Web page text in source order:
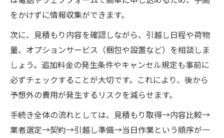
をかけずに情報収集ができます。
次に、見積もり内容を確認しながら、引越し日程や荷物
量、オプションサービス（梱包や設置など）を相談しま
しょう。追加料金の発生条件やキャンセル規定も事前に
必ずチェックすることが大切です。これにより、後から
予想外の費用が発生するリスクを減らせます。
手続き全体の流れとしては、見積もり取得→内容比較→
業者選定→契約→引越し準備→当日作業という順序が一